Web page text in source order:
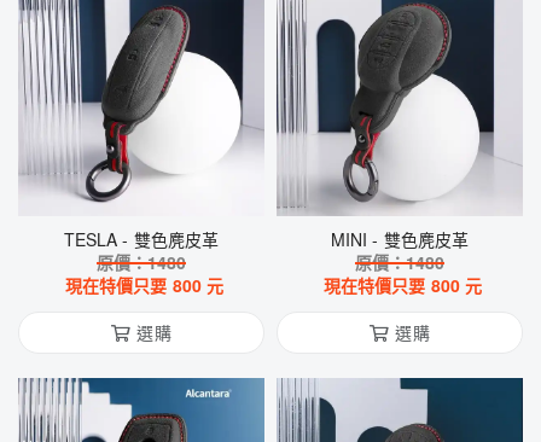
TESLA - 雙色麂皮革
原價：1480
現在特價只要 800 元
選購
MINI - 雙色麂皮革
原價：1480
現在特價只要 800 元
選購